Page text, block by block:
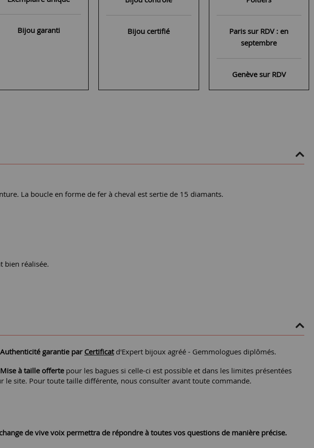
Bijou garanti Bijou certifié
Paris sur RDV : en
septembre
Genève sur RDV
La boucle en forme de fer à cheval est sertie de 15 diamants.
bien réalisée.
Authenticité garantie par Certificatd'Expert bijoux agréé - Gemmologues diplômés.
Mise à taille offertepour les bagues si celle-ci est possible et dans les limites présentées
le site. Pour toute taille différente, nous consulter avant toute commande.
de vive voix permettra de répondre à toutes vos questions de manière précise.